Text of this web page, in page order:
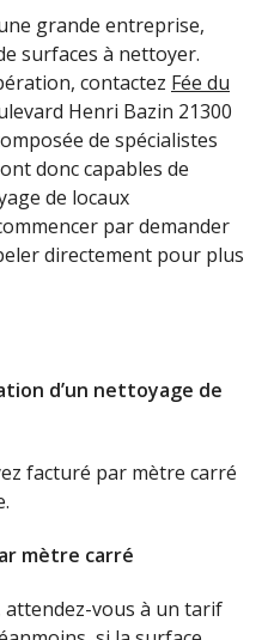
grande entreprise,
surfaces à nettoyer.
contactez Fée du
Henri Bazin 21300
de spécialistes
donc capables de
de locaux
par demander
directement pour plus
d’un nettoyage de
facturé par mètre carré
mètre carré
attendez-vous à un tarif